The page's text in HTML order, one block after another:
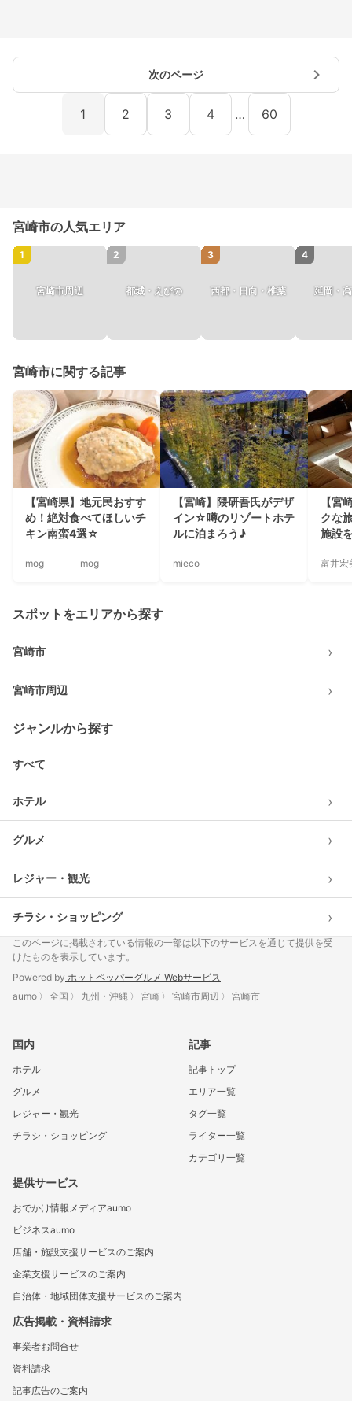
次のページ
1 2 3 4 … 60
宮崎市の人気エリア
1
宮崎市周辺
2
都城・えびの
3
西都・日向・椎葉
4
延岡・
宮崎市に関する記事
【宮崎県】地元民おすす
め！絶対食べてほしいチ
キン南蛮4選☆
mog_________mog
【宮崎】隈研吾氏がデザ
イン☆噂のリゾートホテ
ルに泊まろう♪
mieco
【宮
クな
施設
富井宏
スポットをエリアから探す
宮崎市 ›
宮崎市周辺 ›
ジャンルから探す
すべて
ホテル ›
グルメ ›
レジャー・観光 ›
チラシ・ショッピング ›
このページに掲載されている情報の一部は以下のサービスを通じて提供を受
けたものを表示しています。
Powered by ホットペッパーグルメ Webサービス
aumo
全国 九州・沖縄 宮崎 宮崎市周辺 宮崎市
国内
ホテル
グルメ
レジャー・観光
チラシ・ショッピング
記事
記事トップ
エリア一覧
タグ一覧
ライター一覧
カテゴリ一覧
提供サービス
おでかけ情報メディアaumo
ビジネスaumo
店舗・施設支援サービスのご案内
企業支援サービスのご案内
自治体・地域団体支援サービスのご案内
広告掲載・資料請求
事業者お問合せ
資料請求
記事広告のご案内